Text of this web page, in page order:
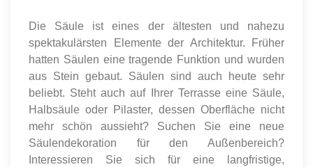
Die Säule ist eines der ältesten und nahezu
spektakulärsten Elemente der Architektur. Früher
hatten Säulen eine tragende Funktion und wurden
aus Stein gebaut. Säulen sind auch heute sehr
beliebt. Steht auch auf Ihrer Terrasse eine Säule,
Halbsäule oder Pilaster, dessen Oberfläche nicht
mehr schön aussieht? Suchen Sie eine neue
Säulendekoration für den Außenbereich?
Interessieren Sie sich für eine langfristige,